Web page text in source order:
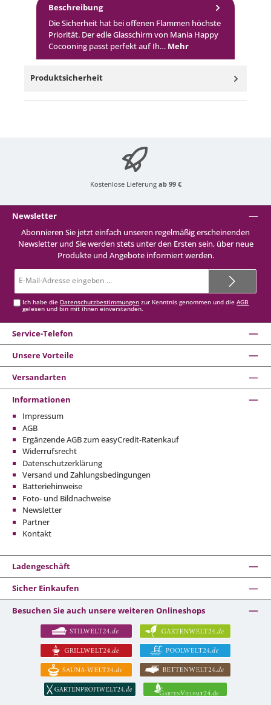
Beschreibung
Die Sicherheit hat bei offenen Flammen höchste
Priorität. Der edle Glasschirm von Mania Happy
Cocooning passt perfekt auf Ih… Mehr
Produktsicherheit
Kostenlose Lieferung ab 99 €
Newsletter
Abonnieren Sie jetzt einfach unseren regelmäßig erscheinenden
Newsletter und Sie werden stets unter den Ersten sein, über neue
Produkte und Angebote informiert werden.
Mail-
Ich habe die Datenschutzbestimmungen zur Kenntnis genommen und dieAGB
gelesen und bin mit ihnen einverstanden.
Service-Telefon
Unsere Vorteile
Versandarten
Informationen
Impressum
AGB
Ergänzende AGB zum easyCredit-Ratenkauf
Widerrufsrecht
Datenschutzerklärung
Versand und Zahlungsbedingungen
Batteriehinweise
Foto- und Bildnachweise
Newsletter
Partner
Kontakt
Ladengeschäft
Sicher Einkaufen
Besuchen Sie auch unsere weiteren Onlineshops